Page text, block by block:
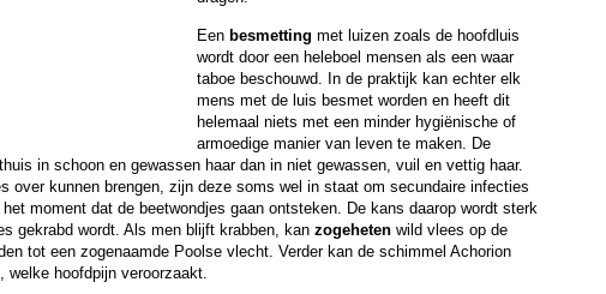
Een besmetting met luizen zoals de hoofdluis
wordt door een heleboel mensen als een waar
taboe beschouwd. In de praktijk kan echter elk
mens met de luis besmet worden en heeft dit
helemaal niets met een minder hygiënische of
armoedige manier van leven te maken. De
in schoon en gewassen haar dan in niet gewassen, vuil en vettig haar.
over kunnen brengen, zijn deze soms wel in staat om secundaire infecties
moment dat de beetwondjes gaan ontsteken. De kans daarop wordt sterk
gekrabd wordt. Als men blijft krabben, kan zogehetenwild vlees op de
tot een zogenaamde Poolse vlecht. Verder kan de schimmel Achorion
welke hoofdpijn veroorzaakt.